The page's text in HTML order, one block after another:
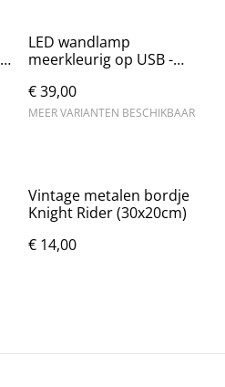
LED wandlamp
meerkleurig op USB -
€ 39,00
MEER VARIANTEN BESCHIKBAAR
Vintage metalen bordje
Knight Rider (30x20cm)
€ 14,00